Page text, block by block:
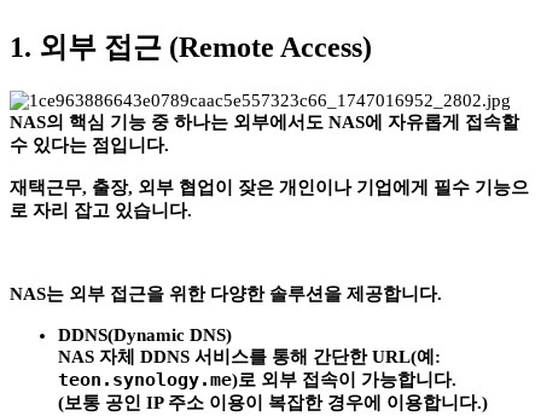
1. 외부 접근 (Remote Access)
NAS의 핵심 기능 중 하나는 외부에서도 NAS에 자유롭게 접속할
수 있다는 점입니다.
재택근무, 출장, 외부 협업이 잦은 개인이나 기업에게 필수 기능으
로 자리 잡고 있습니다.
NAS는 외부 접근을 위한 다양한 솔루션을 제공합니다.
DDNS(Dynamic DNS)
NAS 자체 DDNS 서비스를 통해 간단한 URL(예:
teon.synology.me)로 외부 접속이 가능합니다.
(보통 공인 IP 주소 이용이 복잡한 경우에 이용합니다.)